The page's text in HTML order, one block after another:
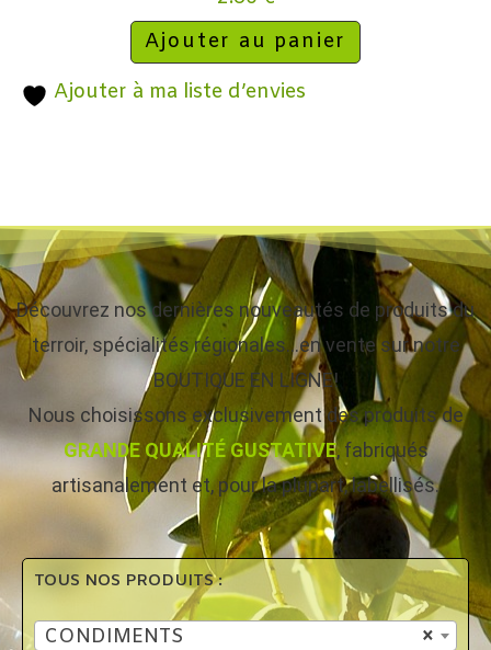
Ajouter au panier
Ajouter à ma liste d’envies
Découvrez nos dernières nouveautés de produits du
terroir, spécialités régionales…en vente sur notre
BOUTIQUE EN LIGNE!
Nous choisissons exclusivement des produits de
GRANDE QUALITÉ GUSTATIVE, fabriqués
artisanalement et, pour la plupart, labellisés.
TOUS NOS PRODUITS :
×
CONDIMENTS